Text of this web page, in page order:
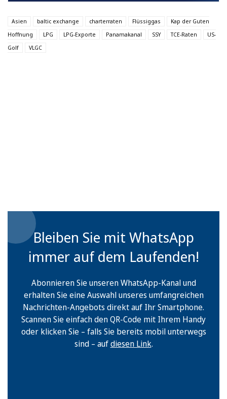
Asien baltic exchange charterraten Flüssiggas
Kap der Guten
Hoffnung
LPG LPG-Exporte Panamakanal SSY TCE-Raten
US-
Golf
VLGC
Bleiben Sie mit WhatsApp
immer auf dem Laufenden!
Abonnieren Sie unseren WhatsApp-Kanal und
erhalten Sie eine Auswahl unseres umfangreichen
Nachrichten-Angebots direkt auf Ihr Smartphone.
Scannen Sie einfach den QR-Code mit Ihrem Handy
oder klicken Sie – falls Sie bereits mobil unterwegs
sind – aufdiesen Link.